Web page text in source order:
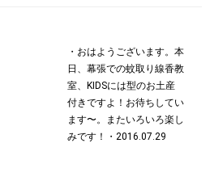
・おはようございます。本
日、幕張での蚊取り線香教
室、KIDSには型のお土産
付きですよ！お待ちしてい
ます〜。またいろいろ楽し
みです！・2016.07.29